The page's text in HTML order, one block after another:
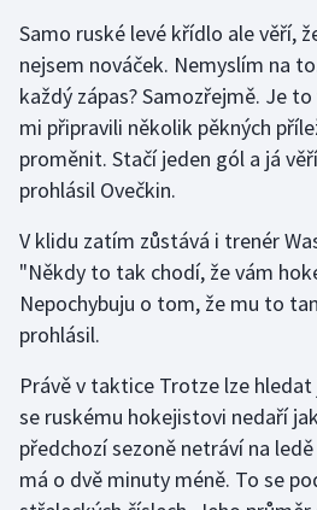
Triatlon
Veslování
Vodní slalom
Ostatní
Samo ruské levé křídlo ale věří,
nejsem nováček. Nemyslím na
každý zápas? Samozřejmě. Je
mi připravili několik pěkných
proměnit. Stačí jeden gól a já
prohlásil Ovečkin.
V klidu zatím zůstává i trenér
"Někdy to tak chodí, že vám
Nepochybuju o tom, že mu to
prohlásil.
Právě v taktice Trotze lze
se ruskému hokejistovi nedaří
předchozí sezoně netráví na
má o dvě minuty méně. To se